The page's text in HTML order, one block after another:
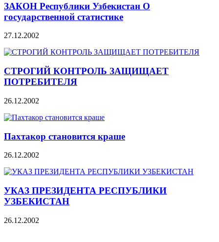
ЗАКОН Республики Узбекистан О
государственной статистике
27.12.2002
СТРОГИЙ КОНТРОЛЬ ЗАЩИЩАЕТ
ПОТРЕБИТЕЛЯ
26.12.2002
Пахтакор становится краше
26.12.2002
УКАЗ ПРЕЗИДЕНТА РЕСПУБЛИКИ
УЗБЕКИСТАН
26.12.2002